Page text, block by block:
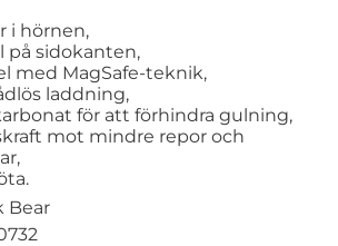
i hörnen,
på sidokanten,
med MagSafe-teknik,
laddning,
för att förhindra gulning,
mot mindre repor och
Bear